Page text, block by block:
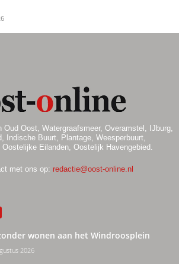
Oud Oost, Watergraafsmeer, Overamstel, IJburg,
Indische Buurt, Plantage, Weesperbuurt,
Eilanden, Oostelijk Havengebied.
met ons op: redactie@oost-online.nl
wonen aan het Windroosplein
2026